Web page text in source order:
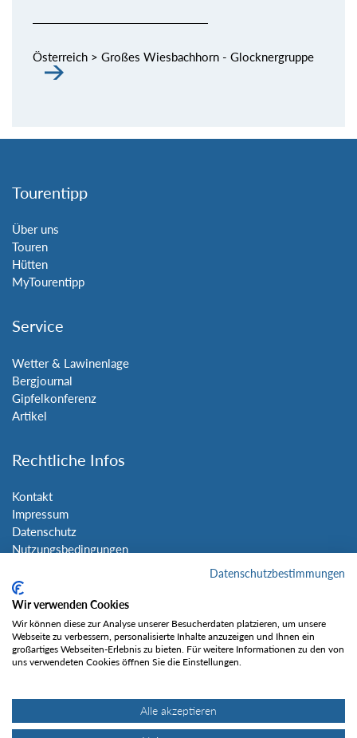
Österreich > Großes Wiesbachhorn - Glocknergruppe
Tourentipp
Über uns
Touren
Hütten
MyTourentipp
Service
Wetter & Lawinenlage
Bergjournal
Gipfelkonferenz
Artikel
Rechtliche Infos
Kontakt
Impressum
Datenschutz
Nutzungsbedingungen
Social Media
Gefällt mir
Datenschutzbestimmungen
Wir verwenden Cookies
Wir können diese zur Analyse unserer Besucherdaten platzieren, um unsere
Webseite zu verbessern, personalisierte Inhalte anzuzeigen und Ihnen ein
großartiges Webseiten-Erlebnis zu bieten. Für weitere Informationen zu den von
uns verwendeten Cookies öffnen Sie die Einstellungen.
Alle akzeptieren